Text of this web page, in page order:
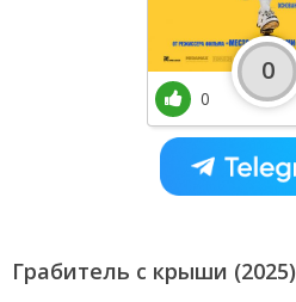
Грабитель с крыши (2025)
0
0